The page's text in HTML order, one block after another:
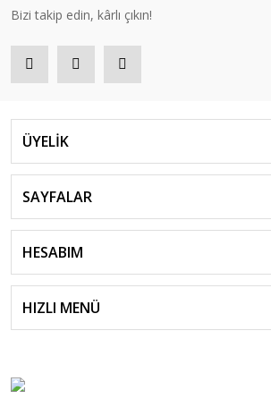
Bizi takip edin, kârlı çıkın!
ÜYELİK
SAYFALAR
HESABIM
HIZLI MENÜ